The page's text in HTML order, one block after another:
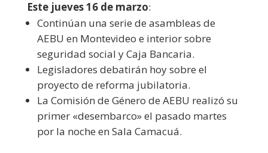
Este jueves 16 de marzo:
Continúan una serie de asambleas de
AEBU en Montevideo e interior sobre
seguridad social y Caja Bancaria.
Legisladores debatirán hoy sobre el
proyecto de reforma jubilatoria.
La Comisión de Género de AEBU realizó su
primer «desembarco» el pasado martes
por la noche en Sala Camacuá.